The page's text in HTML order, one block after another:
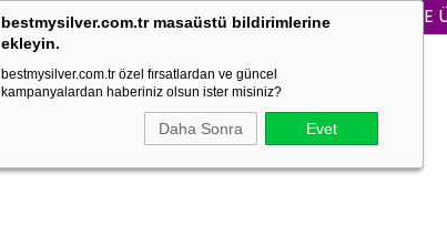
bestmysilver.com.tr masaüstü bildirimlerine
ekleyin.
bestmysilver.com.tr özel fırsatlardan ve güncel
kampanyalardan haberiniz olsun ister misiniz?
Daha Sonra Evet
3000₺ VE ÜZERİ